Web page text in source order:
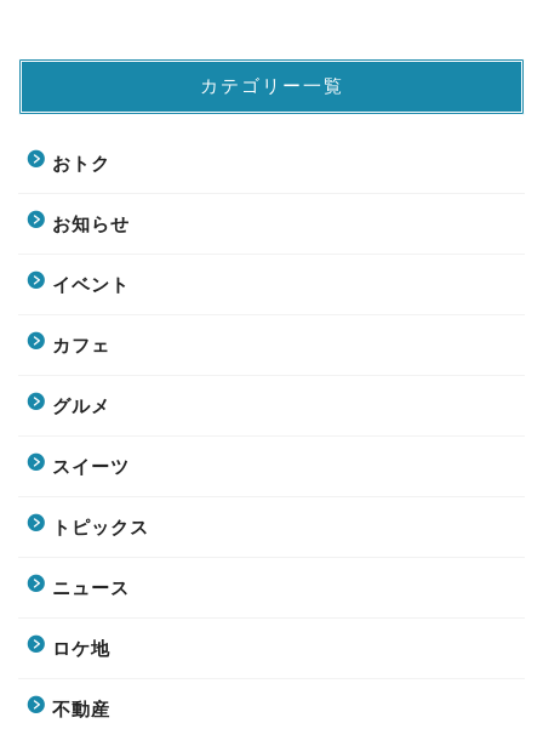
カテゴリー一覧
おトク
お知らせ
イベント
カフェ
グルメ
スイーツ
トピックス
ニュース
ロケ地
不動産